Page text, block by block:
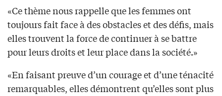
«Ce thème nous rappelle que les femmes ont
toujours fait face à des obstacles et des défis, mais
elles trouvent la force de continuer à se battre
pour leurs droits et leur place dans la société.»
«En faisant preuve d’un courage et d’une ténacité
remarquables, elles démontrent qu’elles sont plus